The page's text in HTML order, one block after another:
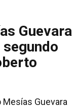
Guevara
Guevara